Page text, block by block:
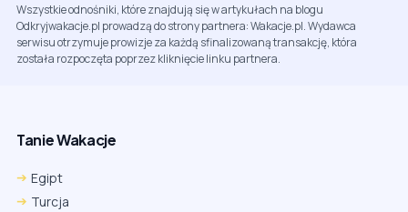
Wszystkie odnośniki, które znajdują się w artykułach na blogu
Odkryjwakacje.pl prowadzą do strony partnera: Wakacje.pl. Wydawca
serwisu otrzymuje prowizje za każdą sfinalizowaną transakcję, która
została rozpoczęta poprzez kliknięcie linku partnera.
Tanie Wakacje
Egipt
Turcja